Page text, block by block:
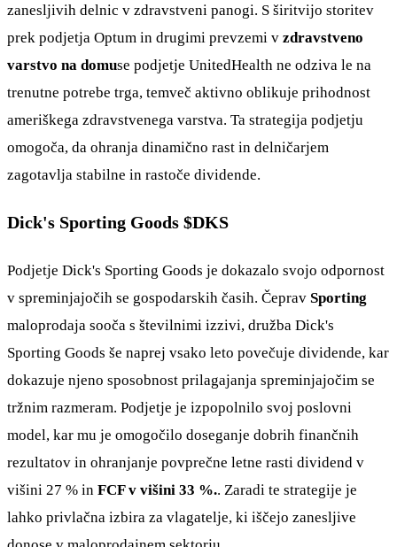
zanesljivih delnic v zdravstveni panogi. S širitvijo storitev
prek podjetja Optum in drugimi prevzemi v zdravstveno
varstvo na domuse podjetje UnitedHealth ne odziva le na
trenutne potrebe trga, temveč aktivno oblikuje prihodnost
ameriškega zdravstvenega varstva. Ta strategija podjetju
omogoča, da ohranja dinamično rast in delničarjem
zagotavlja stabilne in rastoče dividende.
Dick's Sporting Goods $DKS
Podjetje Dick's Sporting Goods je dokazalo svojo odpornost
v spreminjajočih se gospodarskih časih. Čeprav Sporting
maloprodaja sooča s številnimi izzivi, družba Dick's
Sporting Goods še naprej vsako leto povečuje dividende, kar
dokazuje njeno sposobnost prilagajanja spreminjajočim se
tržnim razmeram. Podjetje je izpopolnilo svoj poslovni
model, kar mu je omogočilo doseganje dobrih finančnih
rezultatov in ohranjanje povprečne letne rasti dividend v
višini 27 % in FCF v višini 33 %.. Zaradi te strategije je
lahko privlačna izbira za vlagatelje, ki iščejo zanesljive